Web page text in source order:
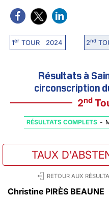
1erTOUR 2024 2nd
Résultats à
circonscription
2nd
RÉSULTATS COMPLETS -
TAUX
RETOUR AUX
Christine PIRÈS BEAUNE